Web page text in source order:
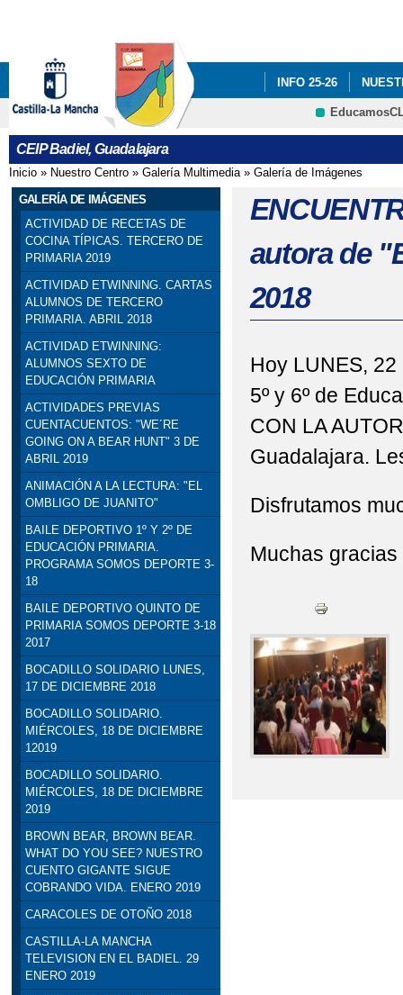
INFO 25-26
INFÓRMATE
ENGLISH PROJECT:
PROGRAMA # TÚ
SELLO DE CALIDAD
STEAM: TALLER DE
VISITA
DELEGADO DE
CEIP Badiel, Guadalajara
Se encuentra usted aquí
Inicio » Nuestro Centro » Galería Multimedia» Galería de Imágenes
GALERÍA DE IMÁGENES
ACTIVIDAD DE RECETAS DE
COCINA TÍPICAS. TERCERO DE
PRIMARIA 2019
ACTIVIDAD ETWINNING. CARTAS
ALUMNOS DE TERCERO
PRIMARIA. ABRIL 2018
ACTIVIDAD ETWINNING:
ALUMNOS SEXTO DE
EDUCACIÓN PRIMARIA
ACTIVIDADES PREVIAS
CUENTACUENTOS: "WE´RE
GOING ON A BEAR HUNT" 3 DE
ABRIL 2019
ANIMACIÓN A LA LECTURA: "EL
OMBLIGO DE JUANITO"
BAILE DEPORTIVO 1º Y 2º DE
EDUCACIÓN PRIMARIA.
PROGRAMA SOMOS DEPORTE 3-
18
BAILE DEPORTIVO QUINTO DE
PRIMARIA SOMOS DEPORTE 3-18
2017
BOCADILLO SOLIDARIO LUNES,
17 DE DICIEMBRE 2018
BOCADILLO SOLIDARIO.
MIÉRCOLES, 18 DE DICIEMBRE
12019
BOCADILLO SOLIDARIO.
MIÉRCOLES, 18 DE DICIEMBRE
2019
BROWN BEAR, BROWN BEAR.
WHAT DO YOU SEE? NUESTRO
CUENTO GIGANTE SIGUE
COBRANDO VIDA. ENERO 2019
CARACOLES DE OTOÑO 2018
CASTILLA-LA MANCHA
TELEVISION EN EL BADIEL. 29
ENERO 2019
autora de
2018
Hoy LUNES,
5º y 6º de
CON LA
Guadalajara.
Disfrutamos
Muchas gracias